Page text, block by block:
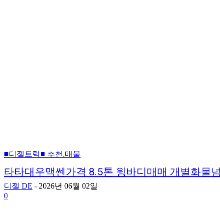
■디젤트럭■ 추천.매물
타타대우맥쎈가격 8.5톤 윙바디매매 개별화물
디젤 DE - 2026년 06월 02일
0